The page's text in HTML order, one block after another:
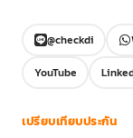
@checkdi
YouTube
เปรียบเทียบประกัน